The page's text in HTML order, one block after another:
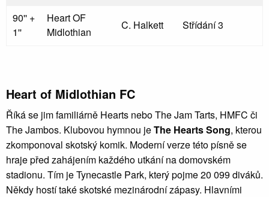
90'' +
1''
Heart OF
Midlothian
C. Halkett Střídání 3
Heart of Midlothian FC
Říká se jim familiárně Hearts nebo The Jam Tarts, HMFC či
The Jambos. Klubovou hymnou jeThe Hearts Song, kterou
zkomponoval skotský komik. Moderní verze této písně se
hraje před zahájením každého utkání na domovském
stadionu. Tím je Tynecastle Park, který pojme 20 099 diváků.
Někdy hostí také skotské mezinárodní zápasy. Hlavními